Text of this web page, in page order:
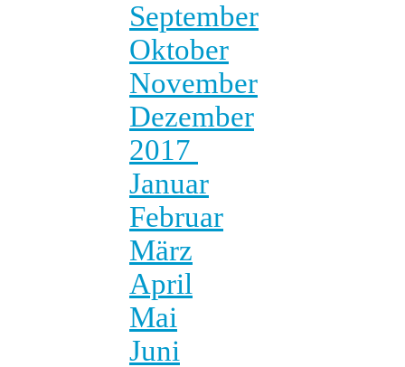
September
Oktober
November
Dezember
2017
Januar
Februar
März
April
Mai
Juni